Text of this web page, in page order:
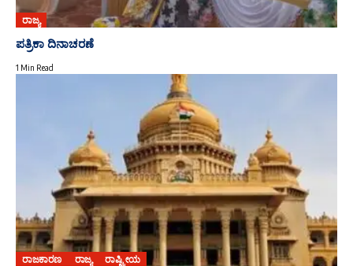
ರಾಜ್ಯ
ಪತ್ರಿಕಾ ದಿನಾಚರಣೆ
1 Min Read
ರಾಜಕಾರಣ ರಾಜ್ಯ ರಾಷ್ಟ್ರೀಯ